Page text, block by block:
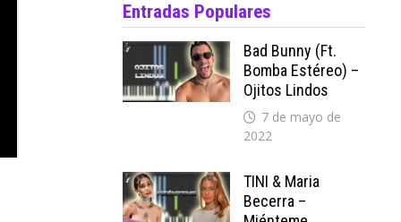
Entradas Populares
Bad Bunny (ft.
Bomba Estéreo) –
Ojitos Lindos
7 de mayo de
2022
TINI & Maria
Becerra –